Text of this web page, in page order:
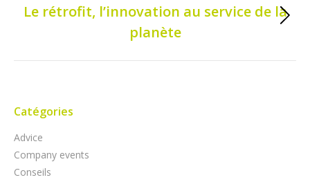
suivant
Le rétrofit, l’innovation au service de la
planète
Catégories
Advice
Company events
Conseils